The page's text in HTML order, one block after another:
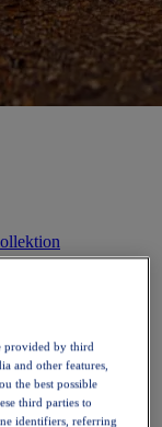
provided by third
and other features,
the best possible
third parties to
identifiers, referring